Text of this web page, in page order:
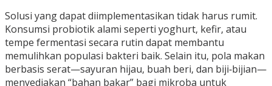
Solusi yang dapat diimplementasikan tidak harus rumit.
Konsumsi probiotik alami seperti yoghurt, kefir, atau
tempe fermentasi secara rutin dapat membantu
memulihkan populasi bakteri baik. Selain itu, pola makan
berbasis serat—sayuran hijau, buah beri, dan biji‑bijian—
menyediakan “bahan bakar” bagi mikroba untuk